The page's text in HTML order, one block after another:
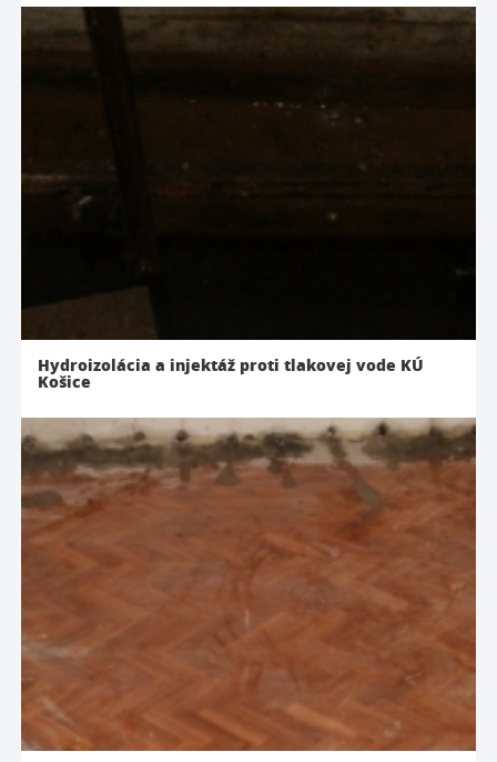
Hydroizolácia a injektáž proti tlakovej vode KÚ
Košice